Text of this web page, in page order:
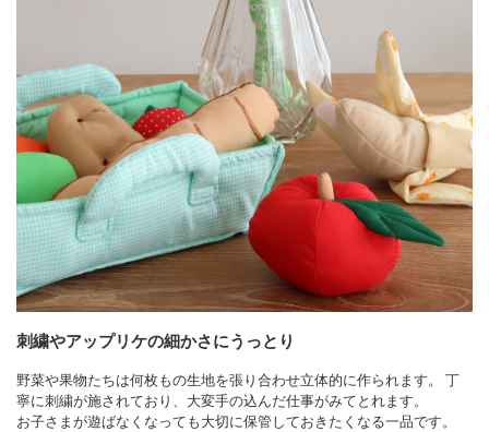
刺繍やアップリケの細かさにうっとり
野菜や果物たちは何枚もの生地を張り合わせ立体的に作られます。 丁
寧に刺繍が施されており、大変手の込んだ仕事がみてとれます。
お子さまが遊ばなくなっても大切に保管しておきたくなる一品です。